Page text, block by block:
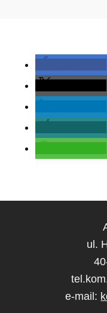
ul.
e-mail: